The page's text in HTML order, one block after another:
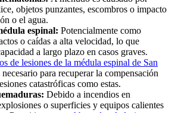
objetos punzantes, escombros o impacto
o el agua.
espinal: Potencialmente como
o caídas a alta velocidad, lo que
a largo plazo en casos graves.
de lesiones de la médula espinal de San
para recuperar la compensación
catastróficas como estas.
Debido a incendios en
o superficies y equipos calientes